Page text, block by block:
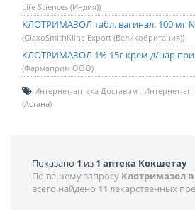
Life Sciences (Индия))
КЛОТРИМАЗОЛ табл. вагинал. 100 мг
(GlaxoSmithKline Export (Великобритания))
КЛОТРИМАЗОЛ 1% 15г крем д/нар
(Фармаприм ООО)
Интернет-аптека Доставим
Интернет-
(Астана)
Показано 1 из 1 аптека Кокшетау
По вашему запросу Клотримазол
всего найдено 11 лекарственных